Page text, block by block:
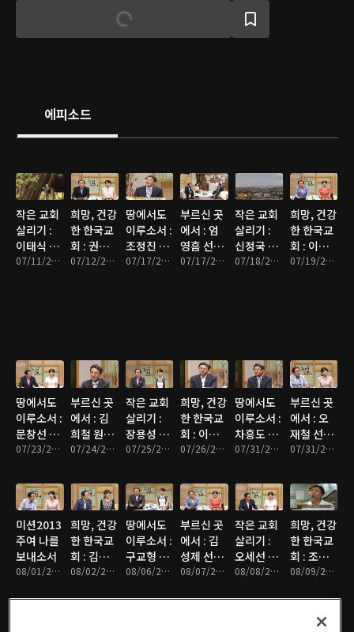
에피소드
작은 교회
살리기 :
이태식 목
사 2부(덕
07/11/2013 • 27분
희망, 건강
한 한국교
회 : 권정
희 목사(숭
07/12/2013 • 26분
땅에서도
이루소서 :
조정진 목
사(생명을
07/17/2013 • 26분
부르신 곳
에서 : 엄
영흠 선교
사(남아프
07/17/2013 • 26분
작은 교회
살리기 :
신정국 목
사(남촌교
07/18/2013 • 25분
희망, 건강
한 한국교
회 : 이원
호 목사(소
07/19/2013 • 25분
땅에서도
이루소서 :
문창선 목
사(위디국
07/23/2013 • 27분
부르신 곳
에서 : 김
희철 원장
(월드비전
창단)
07/24/2013 • 26분
작은 교회
살리기 :
장용성 목
사(주님이
회)
07/25/2013 • 25분
희망, 건강
한 한국교
회 : 이신
웅 목사(신
07/26/2013 • 26분
땅에서도
이루소서 :
차흥도 목
사(농촌선
07/31/2013 • 26분
부르신 곳
에서 : 오
재철 선교
사(타지키
07/31/2013 • 26분
미션2013
주여 나를
보내소서
08/01/2013 • 25분
희망, 건강
한 한국교
회 : 김종
호 목사(춘
회)
08/02/2013 • 25분
땅에서도
이루소서 :
구교형 목
사(성서한
장)
08/06/2013 • 25분
부르신 곳
에서 : 김
성제 선교
사(아시아
회)
08/07/2013 • 26분
작은 교회
살리기 :
오세선 목
사(명업교
08/08/2013 • 27분
희망, 건강
한 한국교
회 : 조성
민 목사(상
회)
08/09/2013 • 26분